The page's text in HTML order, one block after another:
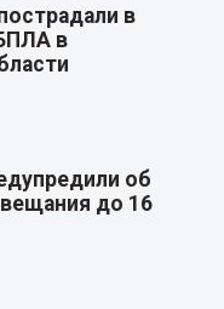
в
в
об
до 16